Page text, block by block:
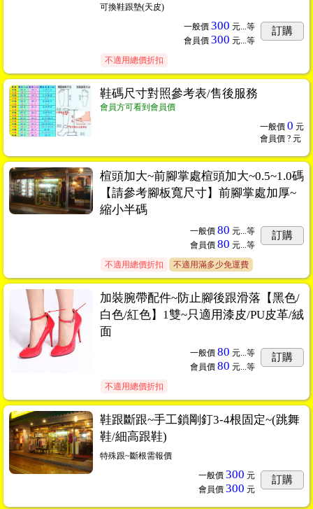
可換鞋跟墊(天皮)
一般價 300 元...等
會員價 300 元...等
訂購
不適用總價折扣
鞋碼尺寸對照參考表/售後服務
會員方可看到會員價
一般價 0 元
會員價 ? 元
楦頭加大~前腳掌處楦頭加大~0.5~1.0碼
【請參考腳板寬尺寸】前腳掌處加厚~
縮小半碼
一般價 80 元...等
會員價 80 元...等
訂購
不適用總價折扣 不適用滿多少免運費
加裝腕帶配件~防止腳後跟滑落【黑色/
白色/紅色】1雙~只適用漆皮/PU皮革/絨
面
一般價 80 元...等
會員價 80 元...等
訂購
不適用總價折扣
鞋跟斷跟~手工鎖剛釘3-4根固定~(跳舞
鞋/細高跟鞋)
特殊跟~斷根需報價
一般價 300 元
會員價 300 元
訂購